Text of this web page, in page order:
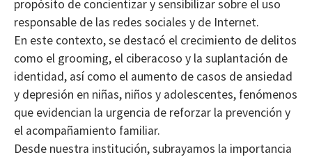
propósito de concientizar y sensibilizar sobre el uso
responsable de las redes sociales y de Internet.
En este contexto, se destacó el crecimiento de delitos
como el grooming, el ciberacoso y la suplantación de
identidad, así como el aumento de casos de ansiedad
y depresión en niñas, niños y adolescentes, fenómenos
que evidencian la urgencia de reforzar la prevención y
el acompañamiento familiar.
Desde nuestra institución, subrayamos la importancia